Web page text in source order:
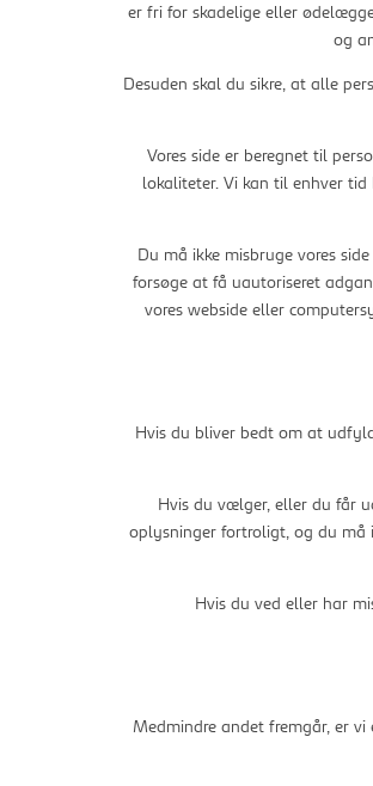
er fri for skadelige eller
og
Desuden skal du sikre, at alle
Vores side er beregnet til
lokaliteter. Vi kan til enhver tid
Du må ikke misbruge vores
forsøge at få uautoriseret
vores webside eller
Hvis du bliver bedt om at
Hvis du vælger, eller du får
oplysninger fortroligt, og du må
Hvis du ved eller har
Medmindre andet fremgår, er